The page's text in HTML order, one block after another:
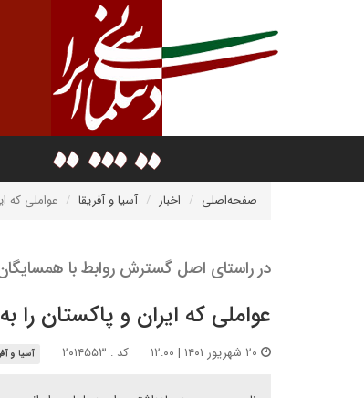
صفحه‌اصلی اخبار آسیا و آفریقا عواملی که
در راستای اصل گسترش روابط با
عواملی که ایران و پاکستان
کد : ۲۰۱۴۵۵۳ آسیا و